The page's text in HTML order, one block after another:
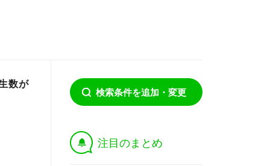
数が
検索条件を追加・変更
† 注目のまとめ